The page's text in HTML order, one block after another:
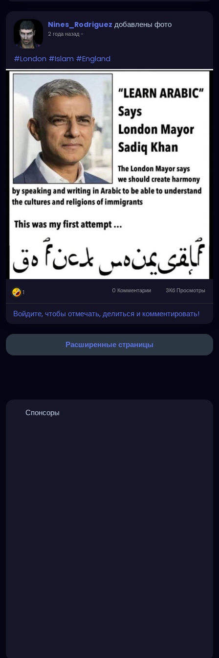
Nines_Rodriguez добавлены фото
2 года назад-
#London #Islam #England
1 0 Комментарии 3Кб Просмотры
Войдите, чтобы отмечать, делиться и комментировать!
Расширенные страницы
Спонсоры